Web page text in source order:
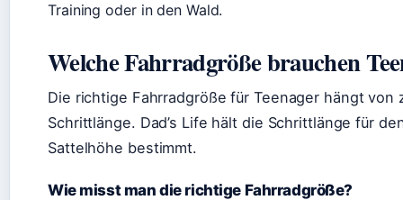
Training oder in den Wald.
Welche Fahrradgröße brauchen
Die richtige Fahrradgröße für Teenager hängt von
Schrittlänge. Dad’s Life hält die Schrittlänge für
Sattelhöhe bestimmt.
Wie misst man die richtige Fahrradgröße?